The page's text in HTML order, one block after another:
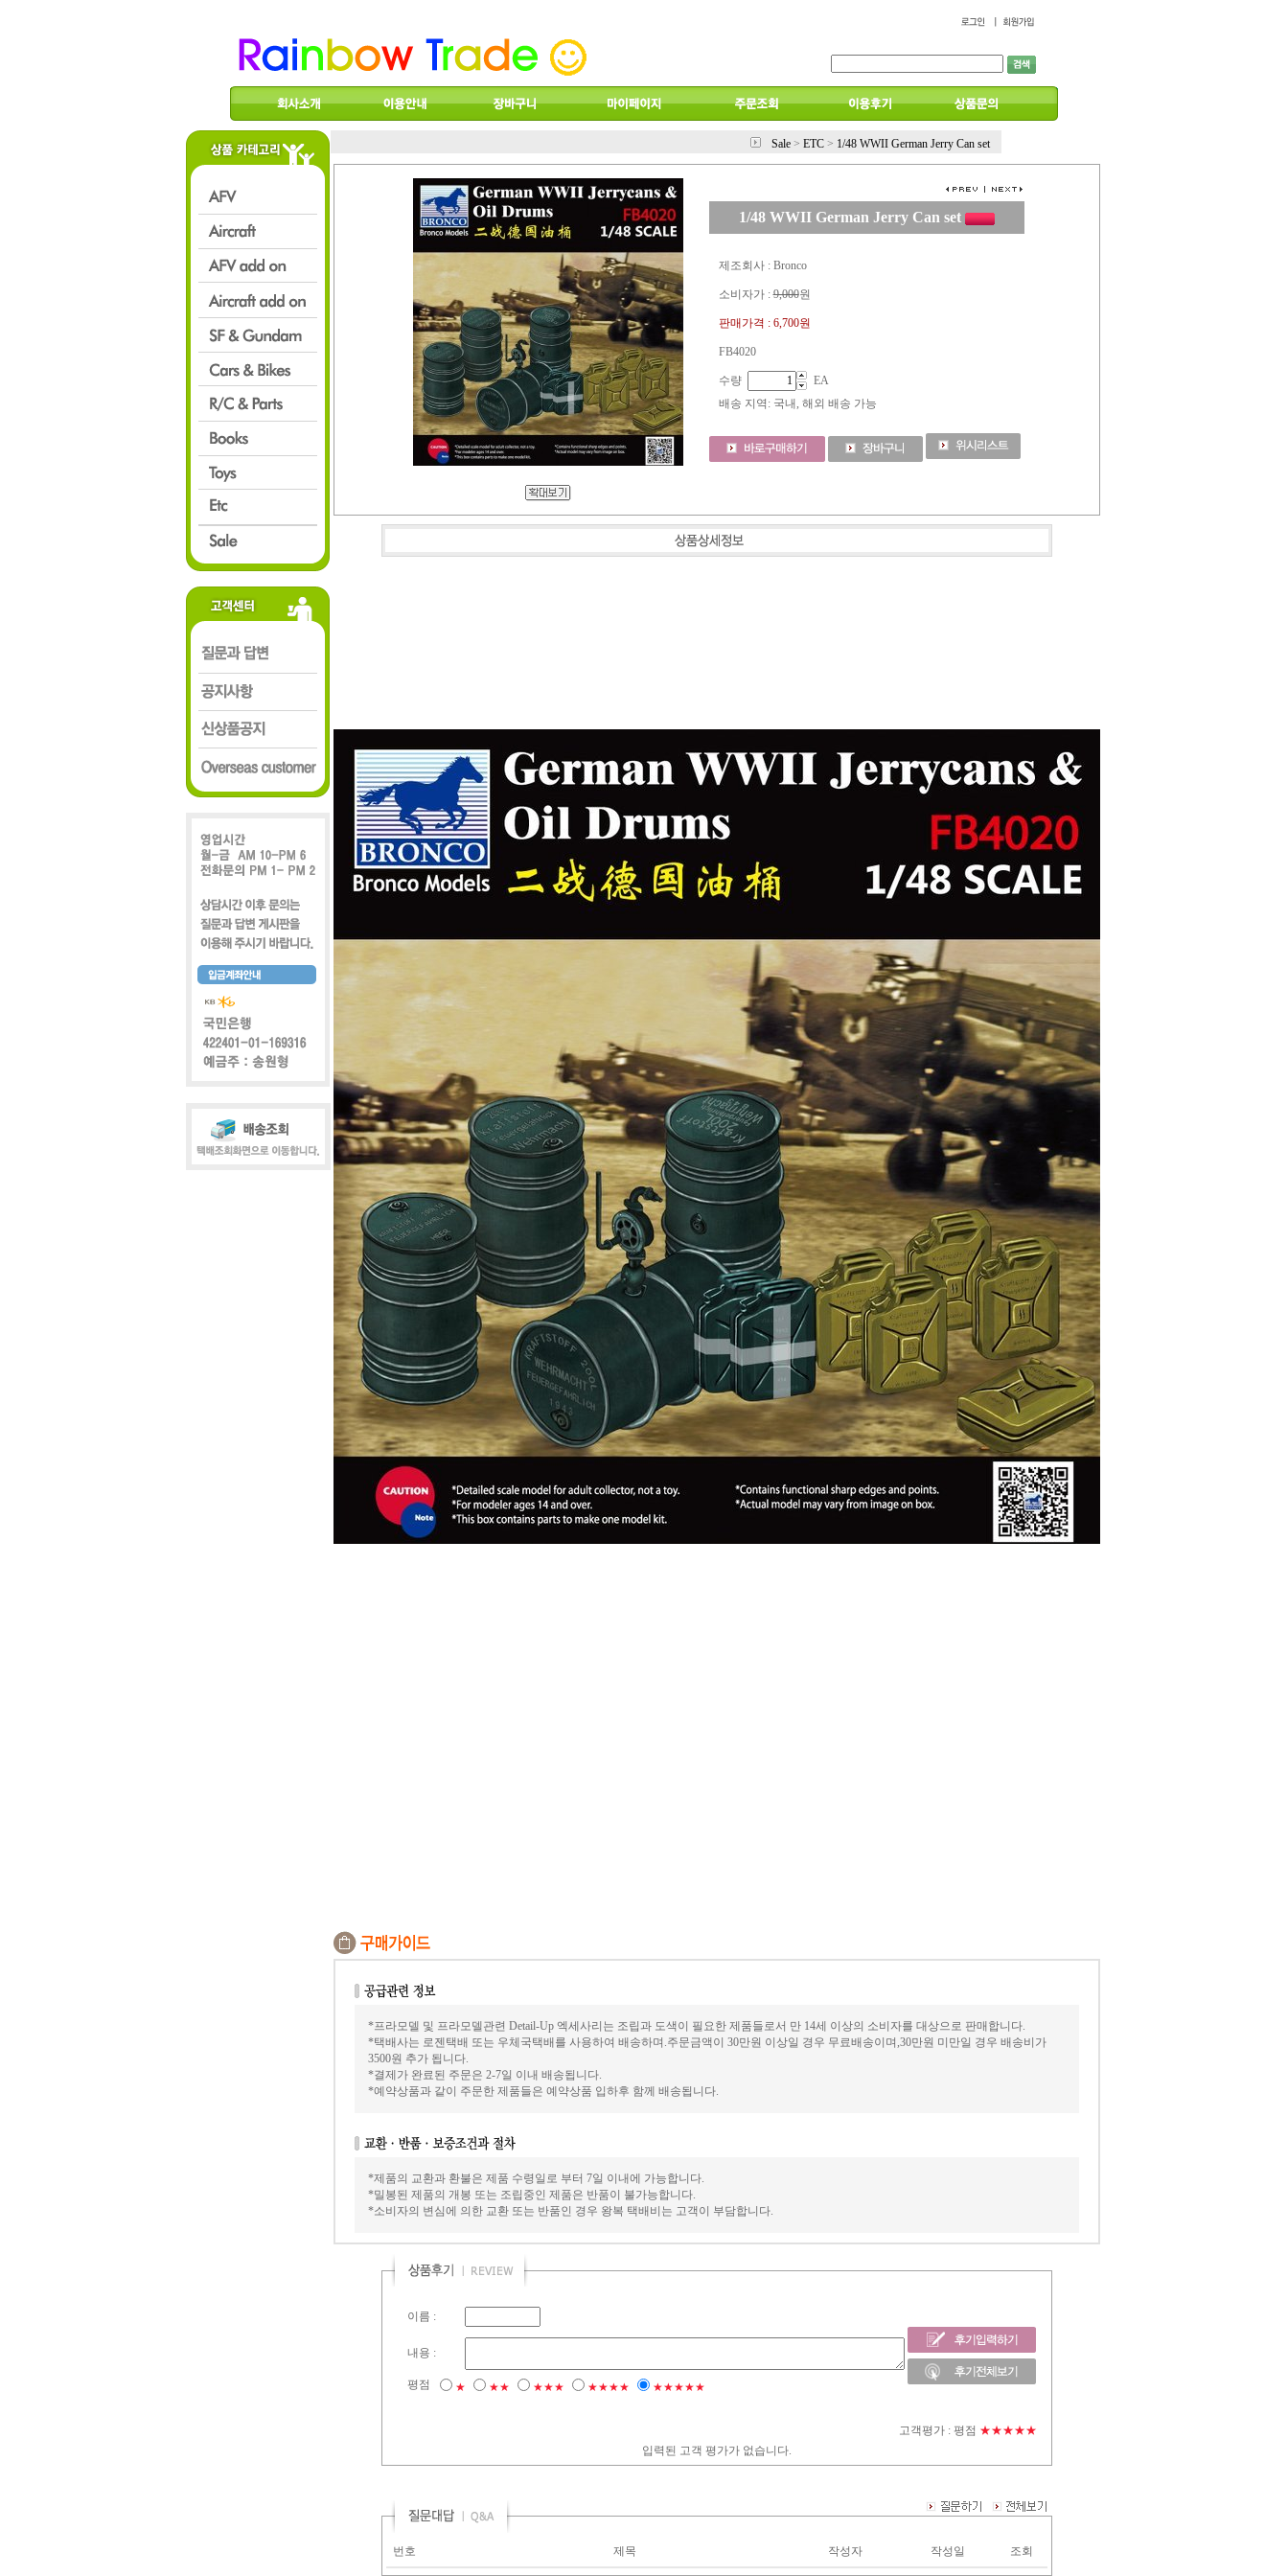
Sale > ETC > 1/48 WWII German Jerry Can set
1/48 WWII German Jerry Can set
제조회사 : Bronco
소비자가 :9,000원
판매가격 : 6,700원
FB4020
수량
EA
배송 지역 : 국내, 해외 배송 가능
*프라모델 및 프라모델관련 Detail-Up 엑세사리는 조립과 도색이 필요한 제품들로서 만 14세 이상의 소비자를 대상으로 판매합니다.
*택배사는 로젠택배 또는 우체국택배를 사용하여 배송하며.주문금액이 30만원 이상일 경우 무료배송이며,30만원 미만일 경우 배송비가
3500원 추가 됩니다.
*결제가 완료된 주문은 2-7일 이내 배송됩니다.
*예약상품과 같이 주문한 제품들은 예약상품 입하후 함께 배송됩니다.
*제품의 교환과 환불은 제품 수령일로 부터 7일 이내에 가능합니다.
*밀봉된 제품의 개봉 또는 조립중인 제품은 반품이 불가능합니다.
*소비자의 변심에 의한 교환 또는 반품인 경우 왕복 택배비는 고객이 부담합니다.
이름 :
내용 :
평점 ★ ★★ ★★★ ★★★★ ★★★★★
고객평가 : 평점 ★★★★★
입력된 고객 평가가 없습니다.
번호 제목 작성자 작성일 조회